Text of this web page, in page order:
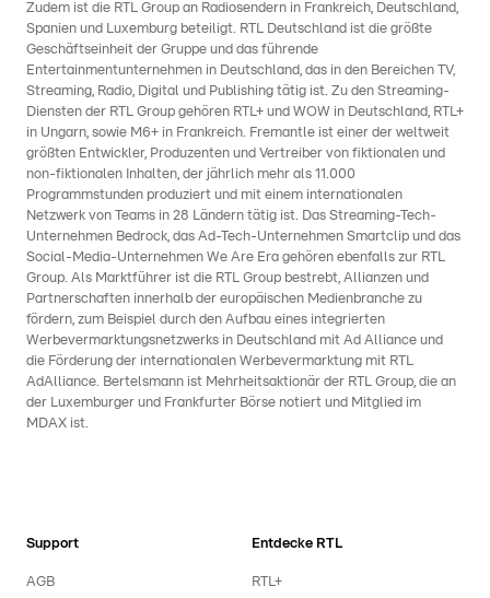
Zudem ist die RTL Group an Radiosendern in Frankreich, Deutschland,
Spanien und Luxemburg beteiligt. RTL Deutschland ist die größte
Geschäftseinheit der Gruppe und das führende
Entertainmentunternehmen in Deutschland, das in den Bereichen TV,
Streaming, Radio, Digital und Publishing tätig ist. Zu den Streaming-
Diensten der RTL Group gehören RTL+ und WOW in Deutschland, RTL+
in Ungarn, sowie M6+ in Frankreich. Fremantle ist einer der weltweit
größten Entwickler, Produzenten und Vertreiber von fiktionalen und
non-fiktionalen Inhalten, der jährlich mehr als 11.000
Programmstunden produziert und mit einem internationalen
Netzwerk von Teams in 28 Ländern tätig ist. Das Streaming-Tech-
Unternehmen Bedrock, das Ad-Tech-Unternehmen Smartclip und das
Social-Media-Unternehmen We Are Era gehören ebenfalls zur RTL
Group. Als Marktführer ist die RTL Group bestrebt, Allianzen und
Partnerschaften innerhalb der europäischen Medienbranche zu
fördern, zum Beispiel durch den Aufbau eines integrierten
Werbevermarktungsnetzwerks in Deutschland mit Ad Alliance und
die Förderung der internationalen Werbevermarktung mit RTL
AdAlliance. Bertelsmann ist Mehrheitsaktionär der RTL Group, die an
der Luxemburger und Frankfurter Börse notiert und Mitglied im
MDAX ist.
Support
AGB
Entdecke RTL
RTL+